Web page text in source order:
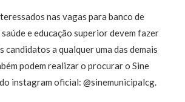
nas vagas para banco de
e educação superior devem fazer
candidatos a qualquer uma das demais
podem realizar o procurar o Sine
instagram oficial: @sinemunicipalcg.